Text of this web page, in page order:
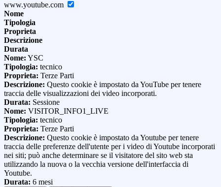
www.youtube.com
Nome
Tipologia
Proprieta
Descrizione
Durata
Nome: YSC
Tipologia: tecnico
Proprieta: Terze Parti
Descrizione: Questo cookie è impostato da YouTube per tenere
traccia delle visualizzazioni dei video incorporati.
Durata: Sessione
Nome: VISITOR_INFO1_LIVE
Tipologia: tecnico
Proprieta: Terze Parti
Descrizione: Questo cookie è impostato da Youtube per tenere
traccia delle preferenze dell'utente per i video di Youtube incorporati
nei siti; può anche determinare se il visitatore del sito web sta
utilizzando la nuova o la vecchia versione dell'interfaccia di
Youtube.
Durata: 6 mesi